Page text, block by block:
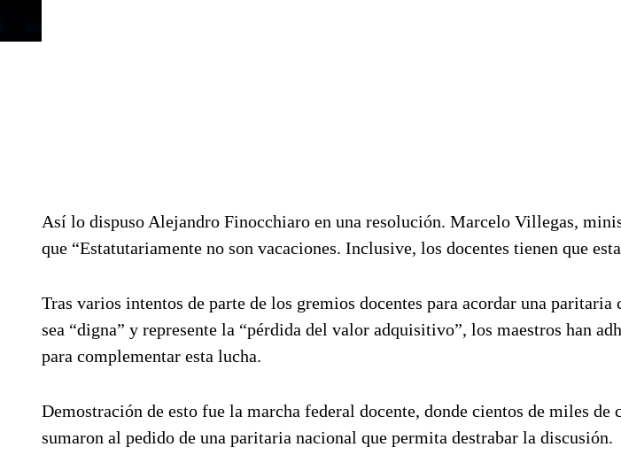
Así lo dispuso Alejandro Finocchiaro en una resolución. Marcelo Villegas,
que “Estatutariamente no son vacaciones. Inclusive, los docentes tienen que
Tras varios intentos de parte de los gremios docentes para acordar una
sea “digna” y represente la “pérdida del valor adquisitivo”, los maestros han
para complementar esta lucha.
Demostración de esto fue la marcha federal docente, donde cientos de miles de
sumaron al pedido de una paritaria nacional que permita destrabar la discusión.